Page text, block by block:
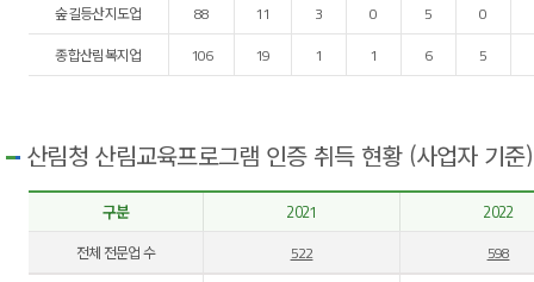
숲길등산지도업
88 11 3 0 5
0
종합산림복지업
106 19 1 1 6 5
산림청 산림교육프로그램 인증 취득 현황 (사업자 기준)
구분 2021 2022
전체 전문업 수 522
598